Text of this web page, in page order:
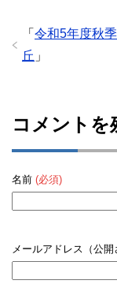
「 令和5年度秋
丘 」
コメントを
名前 (必須)
メールアドレス（公開